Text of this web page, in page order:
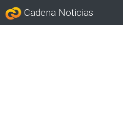
Cadena Noticias